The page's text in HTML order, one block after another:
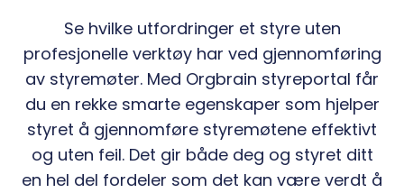
Se hvilke utfordringer et styre uten
profesjonelle verktøy har ved gjennomføring
av styremøter. Med Orgbrain styreportal får
du en rekke smarte egenskaper som hjelper
styret å gjennomføre styremøtene effektivt
og uten feil. Det gir både deg og styret ditt
en hel del fordeler som det kan være verdt å